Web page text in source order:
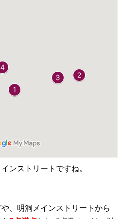
ンストリートですね。
、明洞メインストリートから